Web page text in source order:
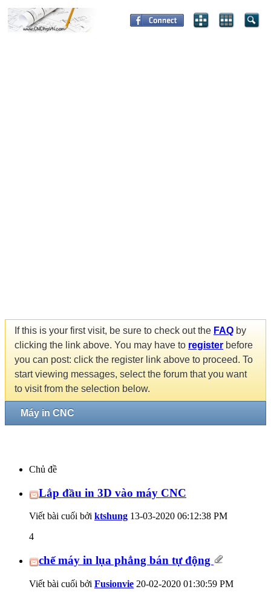
If this is your first visit, be sure to check out the FAQ by
clicking the link above. You may have to register before
you can post: click the register link above to proceed. To
start viewing messages, select the forum that you want
to visit from the selection below.
Máy in CNC
Chủ đề
Lắp đầu in 3D vào máy CNC
Viết bài cuối bởi ktshung 13-03-2020 06:12:38 PM
4
chế máy in lụa phẳng bán tự động
Viết bài cuối bởi Fusionvie 20-02-2020 01:30:59 PM